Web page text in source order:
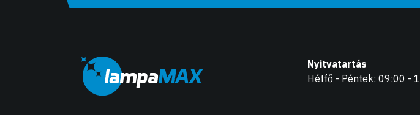
Nyitvatartás
Hétfő - Péntek: 09:00 -